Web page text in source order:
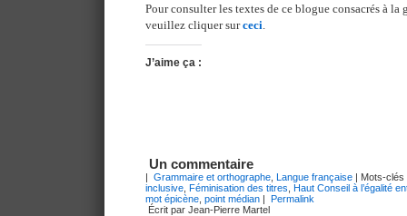
Pour consulter les textes de ce blogue consacrés à la
veuillez cliquer surceci.
J’aime ça :
Un commentaire
| Grammaire et orthographe Langue française | Mots-
inclusive Féminisation des titres Haut Conseil à l’égalité
mot épicène point médian | Permalink
Écrit par Jean-Pierre Martel